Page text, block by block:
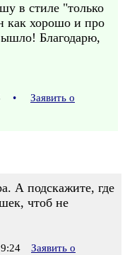
в стиле "только
как хорошо и про
Благодарю,
•
Заявить о
А подскажите, где
чтоб не
Заявить о